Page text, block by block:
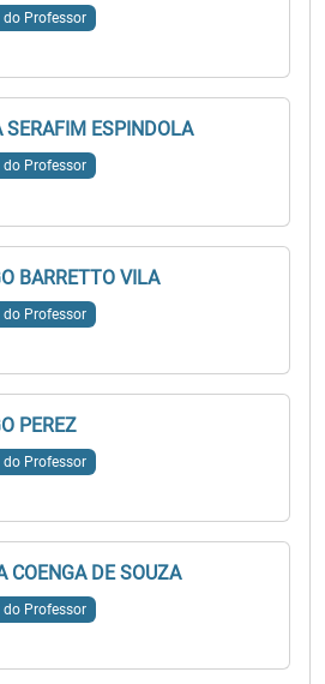
do Professor
SERAFIM ESPINDOLA
do Professor
BARRETTO VILA
do Professor
PEREZ
do Professor
COENGA DE SOUZA
do Professor